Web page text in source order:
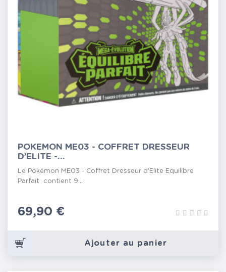
POKEMON ME03 - COFFRET DRESSEUR
D’ELITE -...
Le Pokémon ME03 - Coffret Dresseur d’Elite Equilibre
Parfait contient 9...
Prix
69,90 €
Ajouter au panier